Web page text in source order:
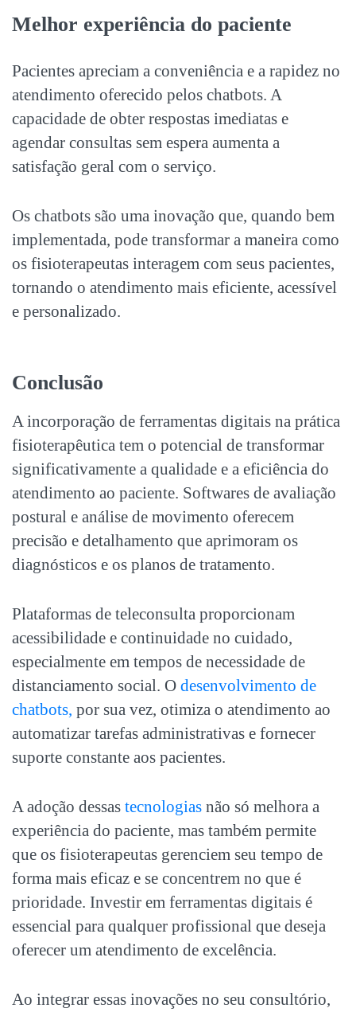
Melhor experiência do paciente
Pacientes apreciam a conveniência e a rapidez no
atendimento oferecido pelos chatbots. A
capacidade de obter respostas imediatas e
agendar consultas sem espera aumenta a
satisfação geral com o serviço.
Os chatbots são uma inovação que, quando bem
implementada, pode transformar a maneira como
os fisioterapeutas interagem com seus pacientes,
tornando o atendimento mais eficiente, acessível
e personalizado.
Conclusão
A incorporação de ferramentas digitais na prática
fisioterapêutica tem o potencial de transformar
significativamente a qualidade e a eficiência do
atendimento ao paciente. Softwares de avaliação
postural e análise de movimento oferecem
precisão e detalhamento que aprimoram os
diagnósticos e os planos de tratamento.
Plataformas de teleconsulta proporcionam
acessibilidade e continuidade no cuidado,
especialmente em tempos de necessidade de
distanciamento social. O desenvolvimento de
chatbots, por sua vez, otimiza o atendimento ao
automatizar tarefas administrativas e fornecer
suporte constante aos pacientes.
A adoção dessas tecnologias não só melhora a
experiência do paciente, mas também permite
que os fisioterapeutas gerenciem seu tempo de
forma mais eficaz e se concentrem no que é
prioridade. Investir em ferramentas digitais é
essencial para qualquer profissional que deseja
oferecer um atendimento de excelência.
Ao integrar essas inovações no seu consultório,